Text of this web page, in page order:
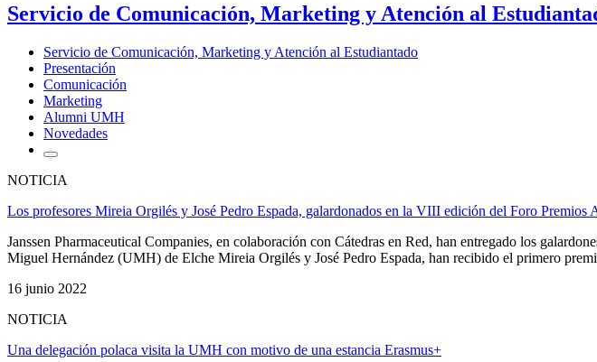
Servicio de Comunicación, Marketing y Atención al
Servicio de Comunicación, Marketing y Atención al Estudiantado
Presentación
Comunicación
Marketing
Alumni UMH
Novedades
NOTICIA
Los profesores Mireia Orgilés y José Pedro Espada, galardonados en la VIII edición del Foro Premios
Janssen Pharmaceutical Companies, en colaboración con Cátedras en Red, han entregado los
Miguel Hernández (UMH) de Elche Mireia Orgilés y José Pedro Espada, han recibido el primero
16 junio 2022
NOTICIA
Una delegación polaca visita la UMH con motivo de una estancia Erasmus+